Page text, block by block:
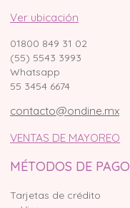
Ver ubicación
01800 849 31 02
(55) 5543 3993
Whatsapp
55 3454 6674
contacto@ondine.mx
VENTAS DE MAYOREO
MÉTODOS DE PAGO
Tarjetas de crédito